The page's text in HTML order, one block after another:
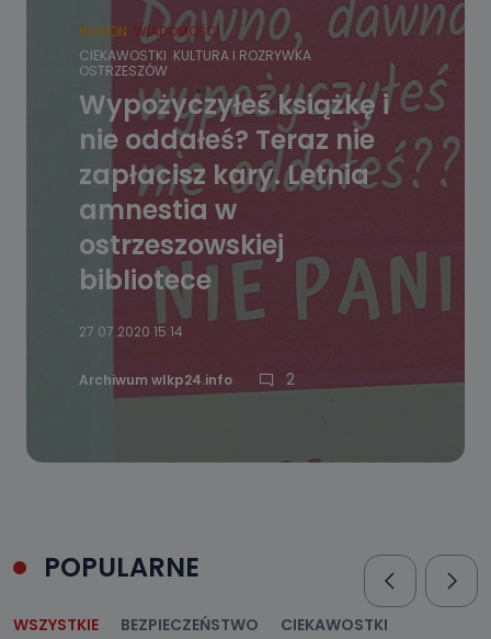
REGION WIADOMOŚCI
CIEKAWOSTKI KULTURA I ROZRYWKA
OSTRZESZÓW
Wypożyczyłeś książkę i
nie oddałeś? Teraz nie
zapłacisz kary. Letnia
amnestia w
ostrzeszowskiej
bibliotece
27.07.2020 15:14
Archiwum wlkp24.info 2
POPULARNE
WSZYSTKIE BEZPIECZEŃSTWO
CIEKAWOSTKI